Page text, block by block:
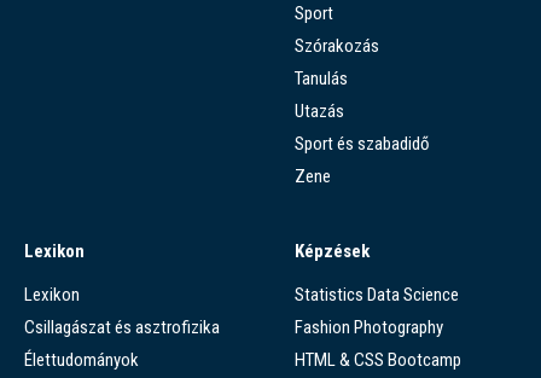
Sport
Szórakozás
Tanulás
Utazás
Sport és szabadidő
Zene
Lexikon
Lexikon
Csillagászat és asztrofizika
Élettudományok
Képzések
Statistics Data Science
Fashion Photography
HTML & CSS Bootcamp